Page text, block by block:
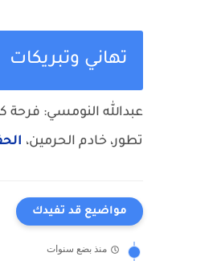
تهاني وتبريكات
عبدالله النومسي: فرحة كبرى
تطور، خادم الحرمين،
مواضيع قد تفيدك
منذ بضع سنوات